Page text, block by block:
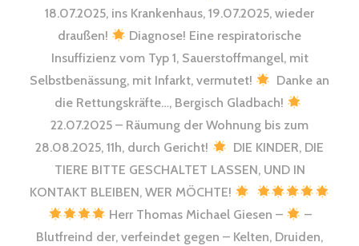
18.07.2025, ins Krankenhaus, 19.07.2025, wieder
draußen!
Diagnose! Eine respiratorische
Insuffizienz vom Typ 1, Sauerstoffmangel, mit
Selbstbenässung, mit Infarkt, vermutet!
Danke an
die Rettungskräfte…, Bergisch Gladbach!
22.07.2025 – Räumung der Wohnung bis zum
28.08.2025, 11h, durch Gericht!
DIE KINDER, DIE
TIERE BITTE GESCHALTET LASSEN, UND IN
KONTAKT BLEIBEN, WER MÖCHTE!
Herr Thomas Michael Giesen –
–
Blutfreind der, verfeindet gegen – Kelten, Druiden,